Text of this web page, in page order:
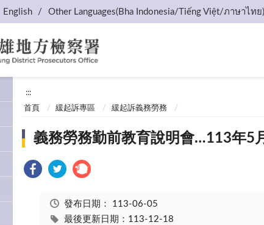
English Other Languages(Bha Indonesia/Tiếng Việt/ภาษาไทย)
:::
首頁 緩起訴專區 緩起訴義務勞務
義務勞務勤前教育說明會…113年5
發布日期： 113-06-05
最後更新日期：113-12-18